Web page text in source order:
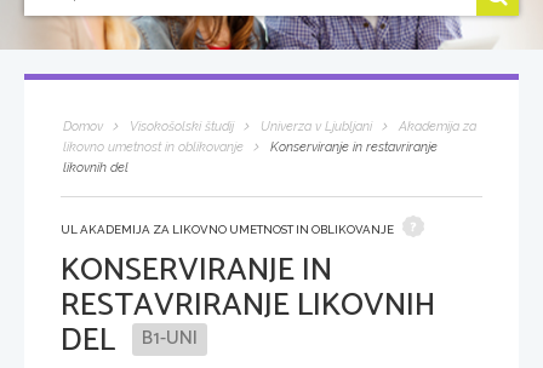
Domov Visokošolski študij Univerza v Ljubljani
Akademija za
likovno umetnost in oblikovanje
Konserviranje in restavriranje
likovnih del
UL AKADEMIJA ZA LIKOVNO UMETNOST IN OBLIKOVANJE
KONSERVIRANJE IN
RESTAVRIRANJE LIKOVNIH
DEL B1-UNI